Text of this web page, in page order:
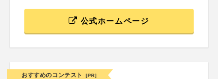
公式ホームページ
おすすめのコンテスト [PR]